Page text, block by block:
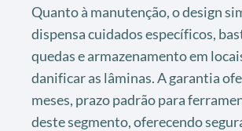
Quanto à manutenção, o design
dispensa cuidados específicos,
quedas e armazenamento em
danificar as lâminas. A garantia
meses, prazo padrão para
deste segmento, oferecendo